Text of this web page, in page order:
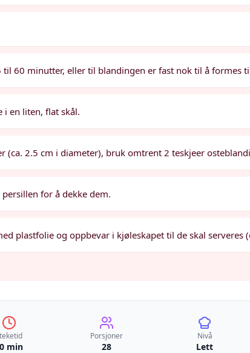
60 minutter, eller til blandingen er fast nok til å formes
i en liten, flat skål.
(ca. 2.5 cm i diameter), bruk omtrent 2 teskjeer
for å dekke dem.
plastfolie og oppbevar i kjøleskapet til de skal serveres
min
Porsjoner
28
Nivå
Lett